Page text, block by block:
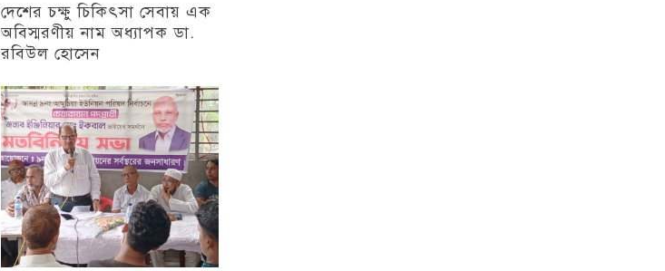
দেশের চক্ষু চিকিৎসা সেবায় এক
অবিস্মরণীয় নাম অধ্যাপক ডা.
রবিউল হোসেন